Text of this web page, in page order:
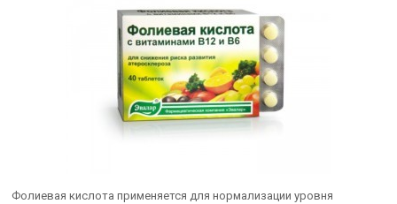
Фолиевая кислота применяется для нормализации уровня